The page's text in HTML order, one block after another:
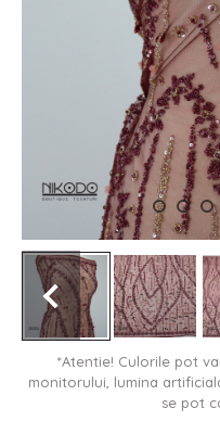
*Atentie! Culorile pot
monitorului, lumina
se pot